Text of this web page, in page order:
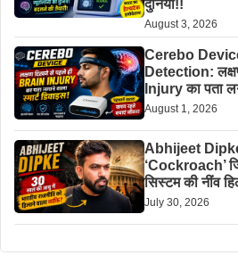
दुनिया!!
August 3, 2026
Cerebo
Detection:
Injury का पता
August 1, 2026
Abhijeet
‘Cockroach’
सिस्टम की नींव
July 30, 2026